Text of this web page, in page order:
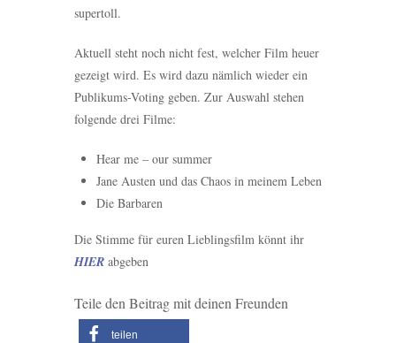
supertoll.
Aktuell steht noch nicht fest, welcher Film heuer
gezeigt wird. Es wird dazu nämlich wieder ein
Publikums-Voting geben. Zur Auswahl stehen
folgende drei Filme:
Hear me – our summer
Jane Austen und das Chaos in meinem Leben
Die Barbaren
Die Stimme für euren Lieblingsfilm könnt ihr
HIER abgeben
Teile den Beitrag mit deinen Freunden
teilen